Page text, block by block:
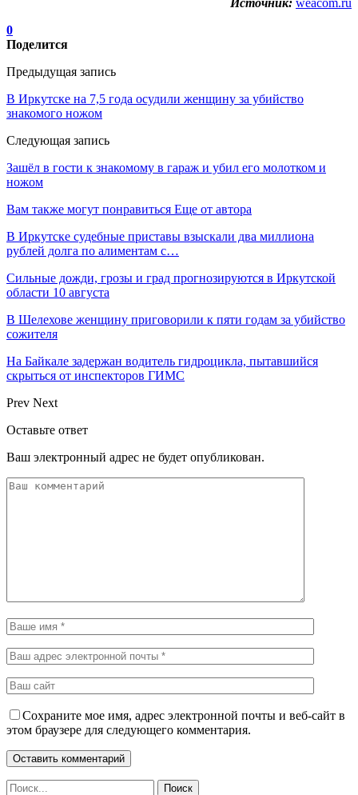
0
Поделится
Предыдущая запись
В Иркутске на 7,5 года осудили женщину за убийство
знакомого ножом
Следующая запись
Зашёл в гости к знакомому в гараж и убил его молотком и
ножом
Вам также могут понравиться Еще от автора
В Иркутске судебные приставы взыскали два миллиона
рублей долга по алиментам с…
Сильные дожди, грозы и град прогнозируются в Иркутской
области 10 августа
В Шелехове женщину приговорили к пяти годам за убийство
сожителя
На Байкале задержан водитель гидроцикла, пытавшийся
скрыться от инспекторов ГИМС
Prev Next
Оставьте ответ
Ваш электронный адрес не будет опубликован.
Сохраните мое имя, адрес электронной почты и веб-сайт в
этом браузере для следующего комментария.